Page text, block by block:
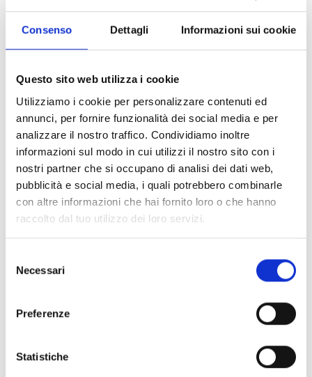
Consenso Dettagli Informazioni sui cookie
Questo sito web utilizza i cookie
Utilizziamo i cookie per personalizzare contenuti ed
annunci, per fornire funzionalità dei social media e per
analizzare il nostro traffico. Condividiamo inoltre
informazioni sul modo in cui utilizzi il nostro sito con i
nostri partner che si occupano di analisi dei dati web,
pubblicità e social media, i quali potrebbero combinarle
con altre informazioni che hai fornito loro o che hanno
raccolto dal tuo utilizzo dei loro servizi.
delNecessari
Preferenze
Statistiche
PENSIONE RESIDENCE OBKIRCHER
Via del Castello, 58
39021 Laces - Coldrano
Tel.+39 0473 742014
info@pension-obkircher.com
Saperne di più